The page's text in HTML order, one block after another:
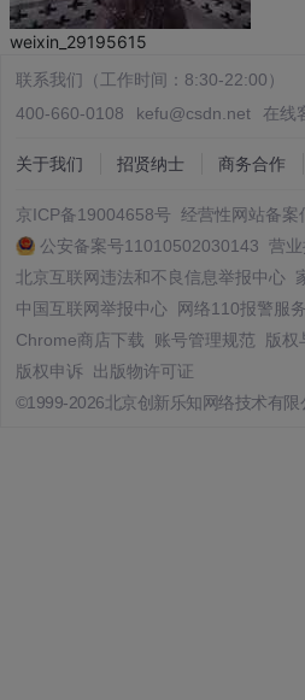
weixin_29195615
联系我们（工作时间：8:30-22:00）
400-660-0108
kefu@csdn.net 在线
关于我们 招贤纳士 商务合作
京ICP备19004658号 经营性网站备案
公安备案号11010502030143 营业
北京互联网违法和不良信息举报中心
中国互联网举报中心
网络110报警服务
Chrome商店下载
账号管理规范
版权
版权申诉 出版物许可证
©1999-2026北京创新乐知网络技术有限